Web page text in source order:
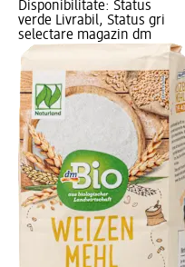
Disponibilitate: Status
verde Livrabil, Status gri
selectare magazin dm